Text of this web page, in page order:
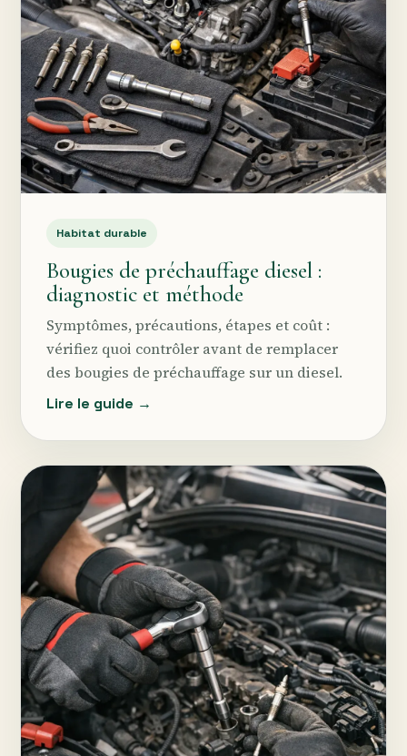
Habitat durable
Bougies de préchauffage diesel :
diagnostic et méthode
Symptômes, précautions, étapes et coût :
vérifiez quoi contrôler avant de remplacer
des bougies de préchauffage sur un diesel.
Lire le guide →